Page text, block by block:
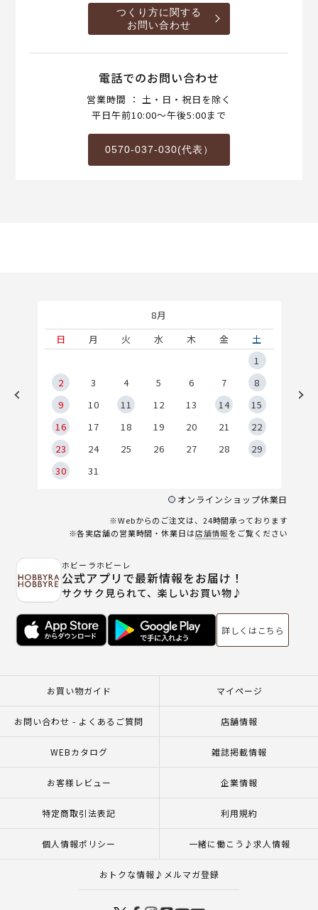
つくり方に関する
お問い合わせ
電話でのお問い合わせ
営業時間 ： 土・日・祝日を除く
平日午前10:00～午後5:00まで
0570-037-030(代表）
8月
日
月 火 水 木 金
土
1
2
3 4 5 6 7
8
9
10 11 12 13 14
15
16
17 18 19 20 21
22
23
24 25 26 27 28
29
30
31
オンラインショップ休業日
※Webからのご注文は、24時間承っております
※各実店舗の営業時間・休業日は店舗情報をご覧ください
ホビーラホビーレ
公式アプリで最新情報をお届け！
サクサク見られて、楽しいお買い物♪
詳しくはこちら
お買い物ガイド マイページ
お問い合わせ - よくあるご質問 店舗情報
WEBカタログ 雑誌掲載情報
お客様レビュー 企業情報
特定商取引法表記 利用規約
個人情報ポリシー 一緒に働こう♪求人情報
おトクな情報♪メルマガ登録